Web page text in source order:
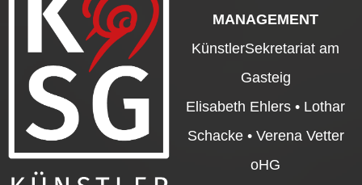
MANAGEMENT
KünstlerSekretariat am
Gasteig
Elisabeth Ehlers • Lothar
Schacke • Verena Vetter
oHG